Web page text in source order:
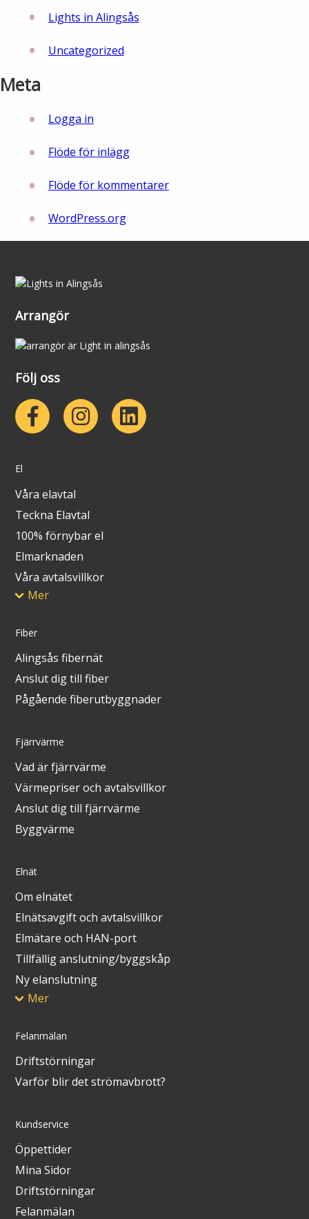
Lights in Alingsås
Uncategorized
Meta
Logga in
Flöde för inlägg
Flöde för kommentarer
WordPress.org
Arrangör
Följ oss
El
Våra elavtal
Teckna Elavtal
100% förnybar el
Elmarknaden
Våra avtalsvillkor
Mer
Fiber
Alingsås fibernät
Anslut dig till fiber
Pågående fiberutbyggnader
Fjärrvärme
Vad är fjärrvärme
Värmepriser och avtalsvillkor
Anslut dig till fjärrvärme
Byggvärme
Elnät
Om elnätet
Elnätsavgift och avtalsvillkor
Elmätare och HAN-port
Tillfällig anslutning/byggskåp
Ny elanslutning
Mer
Felanmälan
Driftstörningar
Varför blir det strömavbrott?
Kundservice
Öppettider
Mina Sidor
Driftstörningar
Felanmälan